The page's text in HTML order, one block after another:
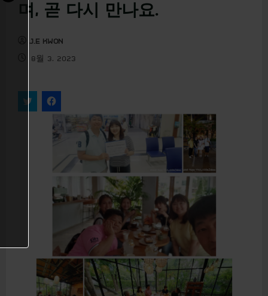
u
며, 곧 다시 만나요.
J.E KWON
8월 3, 2023